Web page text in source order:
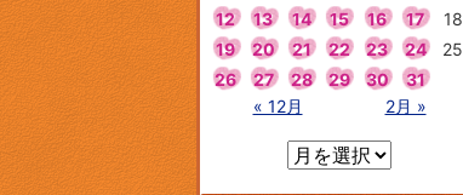
12
13 14 15 16 17
18
19
20 21 22 23 24
25
26
27 28 29 30
31
« 12月
2月 »